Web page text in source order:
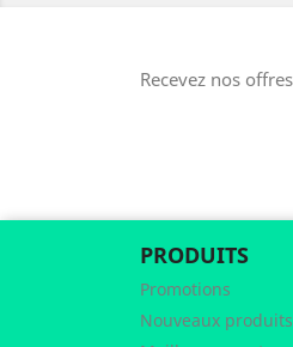
Recevez nos
PRODUITS
Promotions
Nouveaux produits